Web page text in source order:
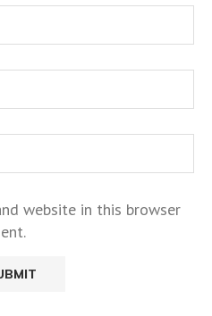
website in this browser